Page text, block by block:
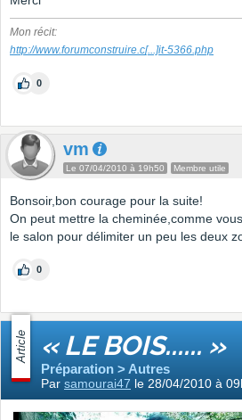
Mon récit:
http://www.forumconstruire.c[...]it-5366.php
0
vm
Le 07/04/2010 à 19h50 Membre utile
Bonsoir,bon courage pour la suite!
On peut mettre la cheminée,comme
le salon pour délimiter un peu les deux
0
Article « LE BOIS...... »
Préparation > Autres
Par samourai47 le 28/04/2010 à